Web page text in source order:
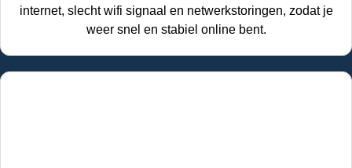
internet, slecht wifi signaal en netwerkstoringen, zodat je
weer snel en stabiel online bent.